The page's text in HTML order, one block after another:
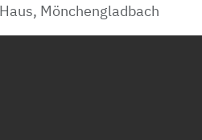
Mönchengladbach